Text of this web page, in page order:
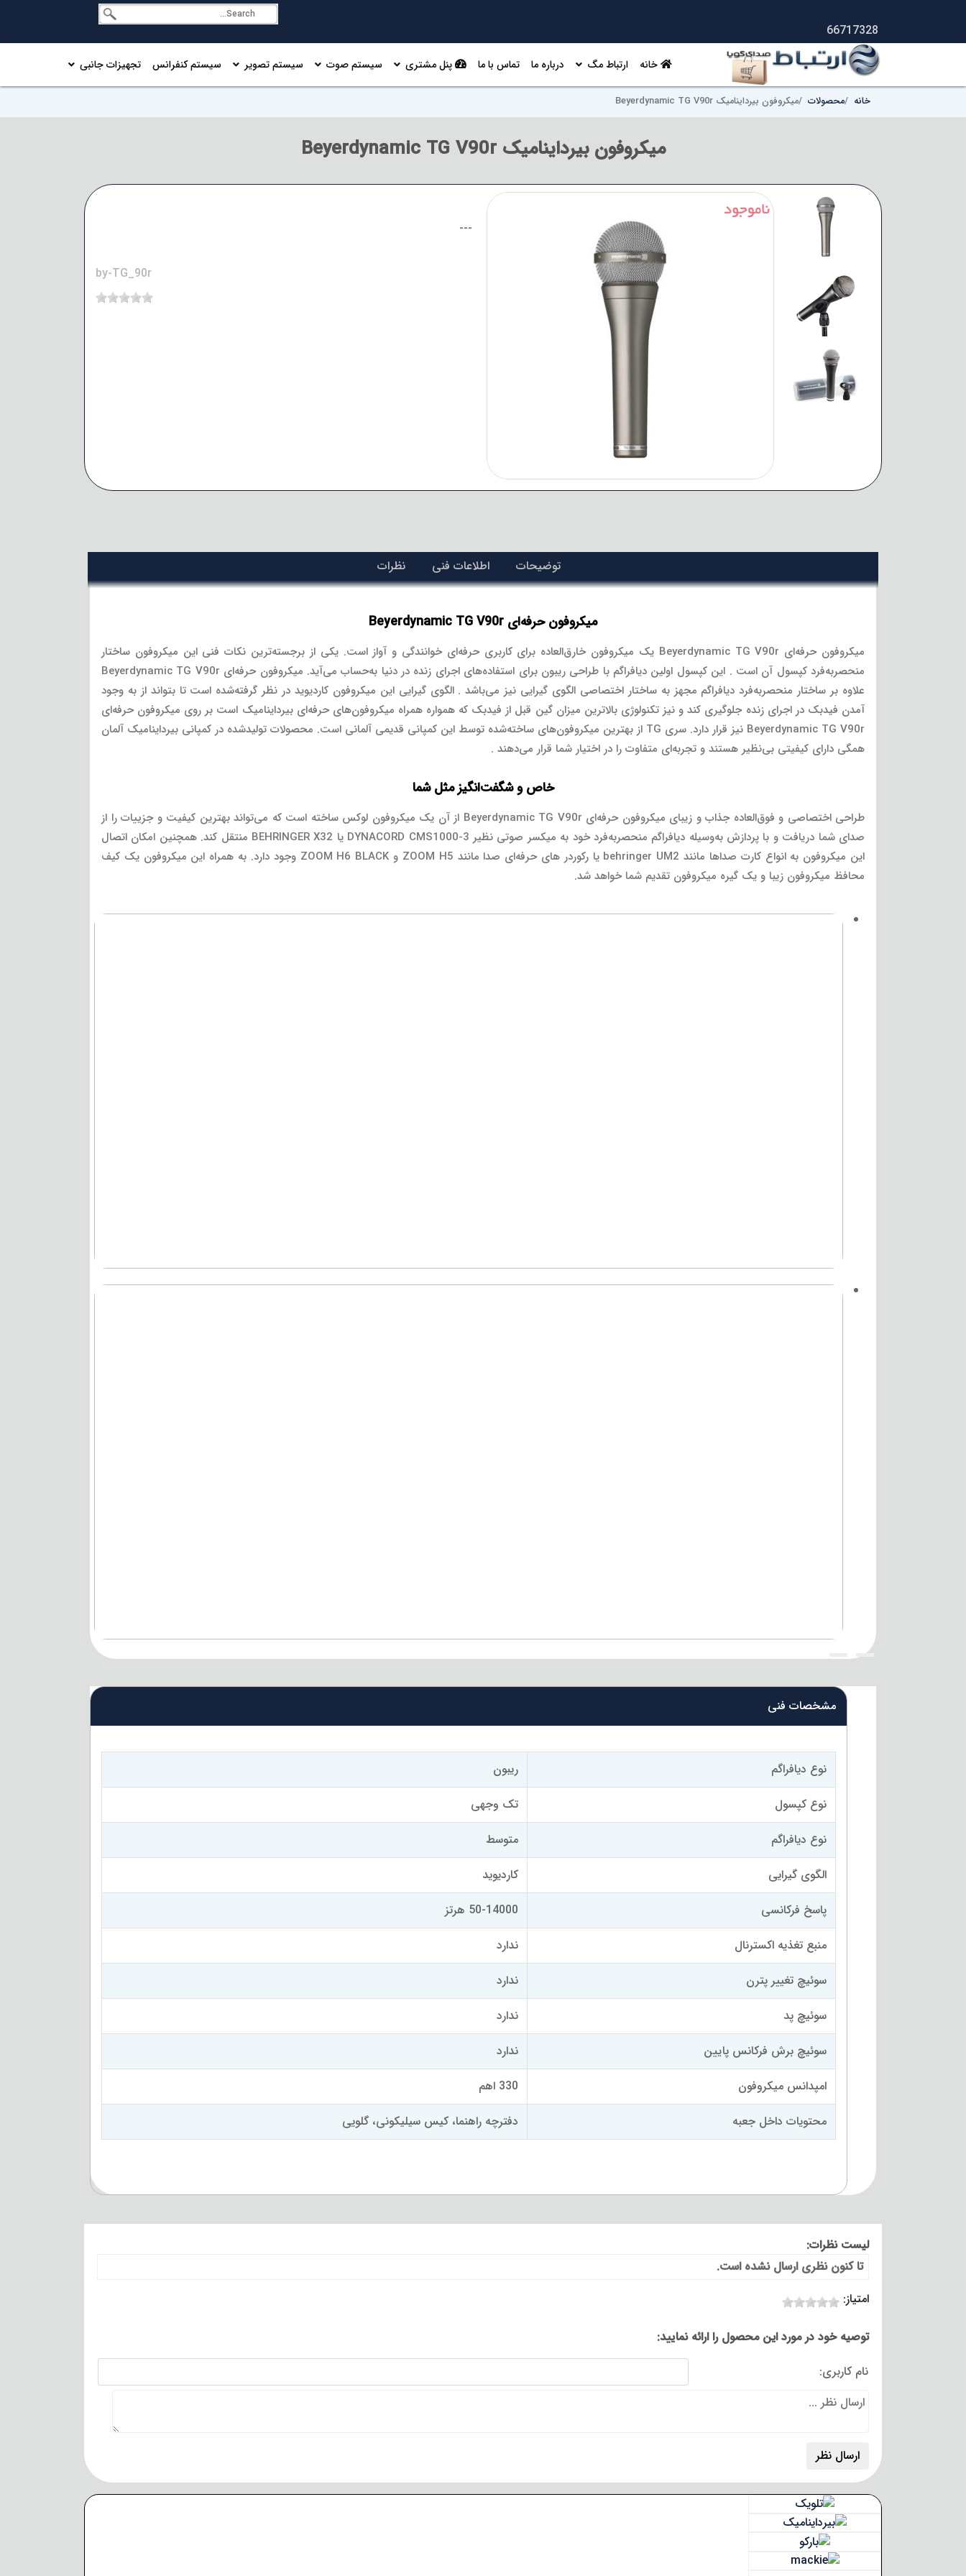
66717328
خانه ارتباط مگ درباره ما تماس با ما پنل مشتری سیستم صوت سیستم تصویر سیستم کنفرانس تجهیزات جانبی
خانه محصولات میکروفون بیرداینامیک Beyerdynamic TG V90r
میکروفون بیرداینامیک Beyerdynamic TG V90r
---
by-TG_90r
توضیحات اطلاعات فنی نظرات
میکروفون حرفه‌ای Beyerdynamic TG V90r
میکروفون حرفه‌ای Beyerdynamic TG V90r یک میکروفون خارق‌العاده برای کاربری حرفه‌ای خوانندگی و آواز است. یکی از برجسته‌ترین نکات فنی این میکروفون ساختار
منحصربه‌فرد کپسول آن است . این کپسول اولین دیافراگم با طراحی ریبون برای استفاده‌های اجرای زنده در دنیا به‌حساب می‌آید. میکروفون حرفه‌ای Beyerdynamic TG V90r
علاوه بر ساختار منحصربه‌فرد دیافراگم مجهز به ساختار اختصاصی الگوی گیرایی نیز می‌باشد . الگوی گیرایی این میکروفون کاردیوید در نظر گرفته‌شده است تا بتواند از به وجود
آمدن فیدبک در اجرای زنده جلوگیری کند و نیز تکنولوژی بالاترین میزان گین قبل از فیدبک که همواره همراه میکروفون‌های حرفه‌ای بیرداینامیک است بر روی میکروفون حرفه‌ای
Beyerdynamic TG V90r نیز قرار دارد. سری TG از بهترین میکروفون‌های ساخته‌شده توسط این کمپانی قدیمی آلمانی است. محصولات تولیدشده در کمپانی بیرداینامیک آلمان
همگی دارای کیفیتی بی‌نظیر هستند و تجربه‌ای متفاوت را در اختیار شما قرار می‌دهند .
خاص و شگفت‌انگیز مثل شما
طراحی اختصاصی و فوق‌العاده جذاب و زیبای میکروفون حرفه‌ای Beyerdynamic TG V90r از آن یک میکروفون لوکس ساخته است که می‌تواند بهترین کیفیت و جزییات را از
صدای شما دریافت و با پردازش به‌وسیله دیافراگم منحصربه‌فرد خود به میکسر صوتی نظیر DYNACORD CMS1000-3 یا BEHRINGER X32 منتقل کند. همچنین امکان اتصال
این میکروفون به انواع کارت صداها مانند behringer UM2 یا رکوردر های حرفه‌ای صدا مانند ZOOM H5 و ZOOM H6 BLACK وجود دارد. به همراه این میکروفون یک کیف
محافظ میکروفون زیبا و یک گیره میکروفون تقدیم شما خواهد شد.
{title}
{title}
مشخصات فنی
نوع دیافراگم
ریبون
نوع کپسول
تک وجهی
نوع دیافراگم
متوسط
الگوی گیرایی
کاردیوید
پاسخ فرکانسی
50-14000 هرتز
منبع تغذیه اکسترنال
ندارد
سوئیچ تغییر پترن
ندارد
سوئیچ پد
ندارد
سوئیچ برش فرکانس پایین
ندارد
امپدانس میکروفون
330 اهم
محتویات داخل جعبه
دفترچه راهنما، کیس سیلیکونی، گلویی
لیست نظرات:
تا کنون نظری ارسال نشده است.
امتیاز:
توصیه خود در مورد این محصول را ارائه نمایید:
نام کاربری: